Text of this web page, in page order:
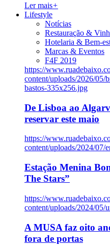
Ler mais+
Lifestyle
Notícias
Restauração &
Hotelaria & Bem-
Marcas & Eventos
F4F 2019
https://
content/uploads/2026/05/
bastos-335x256.jpg
De Lisboa ao
reservar este maio
https://
content/uploads/2024/07/
Estação Menina
The Stars”
https://
content/uploads/2024/05/
A MUSA faz oito
fora de portas